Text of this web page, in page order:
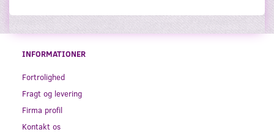
INFORMATIONER
Fortrolighed
Fragt og levering
Firma profil
Kontakt os